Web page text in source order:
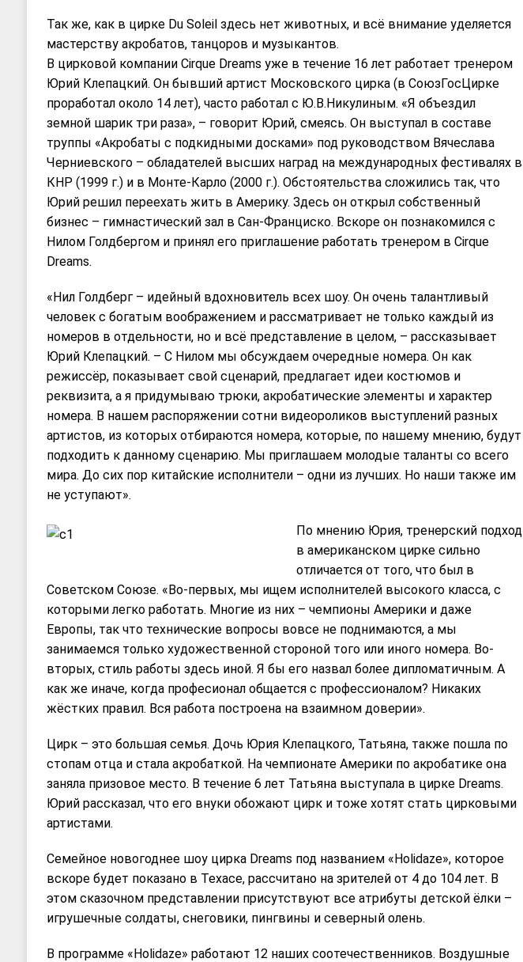
Так же, как в цирке Du Soleil здесь нет животных, и всё внимание уделяется
мастерству акробатов, танцоров и музыкантов.
В цирковой компании Cirque Dreams уже в течение 16 лет работает тренером
Юрий Клепацкий. Он бывший артист Московского цирка (в СоюзГосЦирке
проработал около 14 лет), часто работал с Ю.В.Никулиным. «Я объездил
земной шарик три раза», – говорит Юрий, смеясь. Он выступал в составе
труппы «Акробаты с подкидными досками» под руководством Вячеслава
Черниевского – обладателей высших наград на международных фестивалях в
КНР (1999 г.) и в Монте-Карло (2000 г.). Обстоятельства сложились так, что
Юрий решил переехать жить в Америку. Здесь он открыл собственный
бизнес – гимнастический зал в Сан-Франциско. Вскоре он познакомился с
Нилом Голдбергом и принял его приглашение работать тренером в Cirque
Dreams.
«Нил Голдберг – идейный вдохновитель всех шоу. Он очень талантливый
человек с богатым воображением и рассматривает не только каждый из
номеров в отдельности, но и всё представление в целом, – рассказывает
Юрий Клепацкий. – С Нилом мы обсуждаем очередные номера. Он как
режиссёр, показывает свой сценарий, предлагает идеи костюмов и
реквизита, а я придумываю трюки, акробатические элементы и характер
номера. В нашем распоряжении сотни видеороликов выступлений разных
артистов, из которых отбираются номера, которые, по нашему мнению, будут
подходить к данному сценарию. Мы приглашаем молодые таланты со всего
мира. До сих пор китайские исполнители – одни из лучших. Но наши также им
не уступают».
По мнению Юрия, тренерский подход
в американском цирке сильно
отличается от того, что был в
Советском Союзе. «Во-первых, мы ищем исполнителей высокого класса, с
которыми легко работать. Многие из них – чемпионы Америки и даже
Европы, так что технические вопросы вовсе не поднимаются, а мы
занимаемся только художественной стороной того или иного номера. Во-
вторых, стиль работы здесь иной. Я бы его назвал более дипломатичным. А
как же иначе, когда професионал общается с профессионалом? Никаких
жёстких правил. Вся работа построена на взаимном доверии».
Цирк – это большая семья. Дочь Юрия Клепацкого, Татьяна, также пошла по
стопам отца и стала акробаткой. На чемпионате Америки по акробатике она
заняла призовое место. В течение 6 лет Татьяна выступала в цирке Dreams.
Юрий рассказал, что его внуки обожают цирк и тоже хотят стать цирковыми
артистами.
Семейное новогоднее шоу цирка Dreams под названием «Holidaze», которое
вскоре будет показано в Техасе, рассчитано на зрителей от 4 до 104 лет. В
этом сказочном представлении присутствуют все атрибуты детской ёлки –
игрушечные солдаты, снеговики, пингвины и северный олень.
В программе «Holidaze» работают 12 наших соотечественников. Воздушные